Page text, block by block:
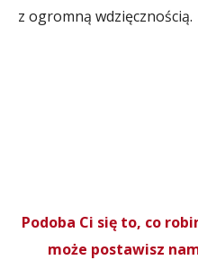
z ogromną wdzięcznością.
Podoba Ci się to, co
może postawisz